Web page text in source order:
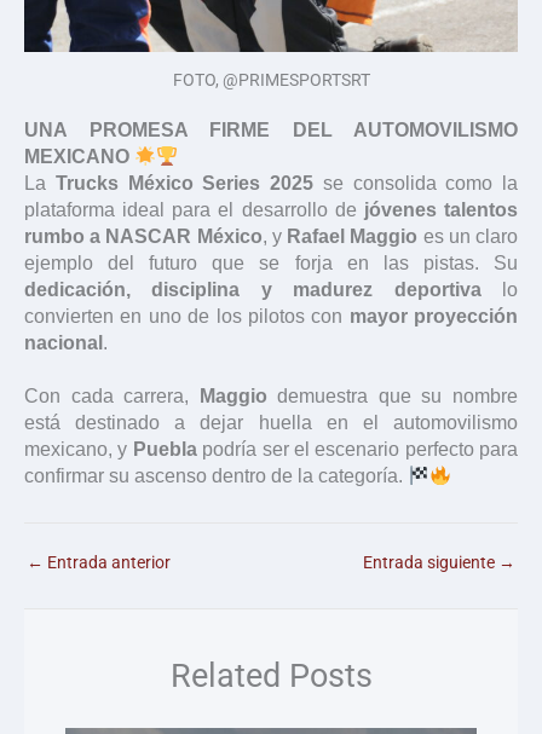
FOTO, @PRIMESPORTSRT
UNA PROMESA FIRME DEL AUTOMOVILISMO
MEXICANO
La Trucks México Series 2025 se consolida como la
plataforma ideal para el desarrollo de jóvenes talentos
rumbo a NASCAR México, y Rafael Maggio es un claro
ejemplo del futuro que se forja en las pistas. Su
dedicación, disciplina y madurez deportivalo
convierten en uno de los pilotos con mayor proyección
nacional .
Con cada carrera, Maggio demuestra que su nombre
está destinado a dejar huella en el automovilismo
mexicano, y Pueblapodría ser el escenario perfecto para
confirmar su ascenso dentro de la categoría.
← Entrada anterior Entrada siguiente →
Related Posts